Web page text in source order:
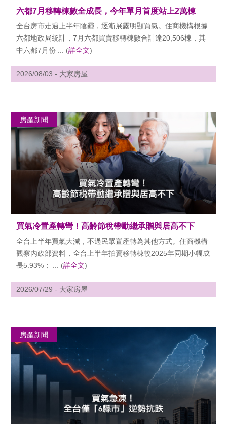
六都7月移轉棟數全成長，今年單月首度站上2萬棟
全台房市走過上半年陰霾，逐漸展露明顯買氣。住商機構根據
六都地政局統計，7月六都買賣移轉棟數合計達20,506棟，其
中六都7月份 ... (詳全文)
2026/08/03 - 大家房屋
房產新聞
買氣冷置產轉彎！高齡節稅帶動繼承贈與居高不下
全台上半年買氣大減，不過民眾置產轉為其他方式。住商機構
觀察內政部資料，全台上半年拍賣移轉棟較2025年同期小幅成
長5.93%； ... (詳全文)
2026/07/29 - 大家房屋
房產新聞